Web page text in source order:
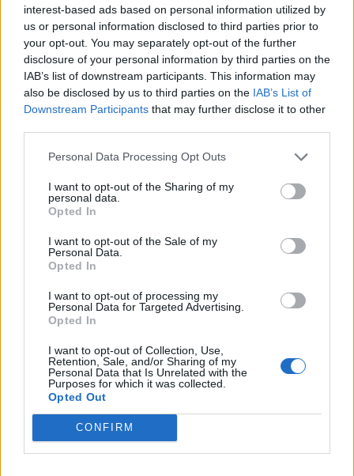
interest-based ads based on personal information utilized by
us or personal information disclosed to third parties prior to
your opt-out. You may separately opt-out of the further
disclosure of your personal information by third parties on the
IAB’s list of downstream participants. This information may
also be disclosed by us to third parties on the IAB’s List of
Downstream Participants that may further disclose it to other
Personal Data Processing Opt Outs
I want to opt-out of the Sharing of my
personal data.
Opted In
I want to opt-out of the Sale of my
Personal Data.
Opted In
I want to opt-out of processing my
Personal Data for Targeted Advertising.
Opted In
I want to opt-out of Collection, Use,
Retention, Sale, and/or Sharing of my
Personal Data that Is Unrelated with the
Purposes for which it was collected.
Opted Out
CONFIRM
ΜΥΤΙΛΗΝΗ
Δημόσιο «ευχαριστώ» της
ΔΕΥΑΛ στην Αστυνομία
Ιδιαίτερη αναφορά στην
Αστυνομική Διεύθυνση Λέσβου και
το Τμήμα Τροχαίας για τη βοήθεια
κατά τη διάρκεια των εργασιών
στην Ελευθερίου Βενιζέλου
Πάνω από 65.000 Τούρκοι
τουρίστες στη Λέσβο στο
επτάμηνο
Καθοριστική για την τελική εικόνα
η τουριστική κίνηση έως το τέλος
Σεπτεμβρίου
ΣΥΝΕΝΤΕΥΞΗ ΜΥΤΙΛΗΝΗ
Η Έλενα Παπαρίζου τραγουδά
στη Μυτιλήνη για τους εθελοντές
Μεγάλη συναυλία στις 19
Αυγούστου στο Δημοτικό Στάδιο
Μυτιλήνης – Μέρος των εσόδων θα
διατεθεί για την ενίσχυση του
Συλλόγου Εθελοντών Αιμοδοτών
ΑΤΖΕΝΤΑ
Αφιέρωμα στον Νίκο Καλαϊτζή –